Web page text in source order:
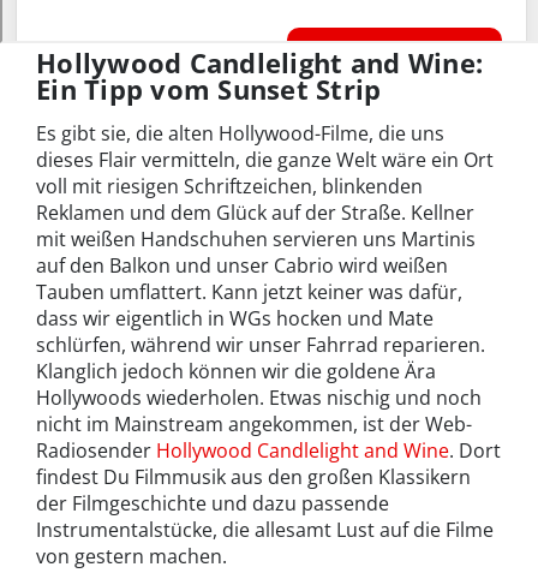
Hollywood Candlelight and Wine:
Ein Tipp vom Sunset Strip
Es gibt sie, die alten Hollywood-Filme, die uns
dieses Flair vermitteln, die ganze Welt wäre ein Ort
voll mit riesigen Schriftzeichen, blinkenden
Reklamen und dem Glück auf der Straße. Kellner
mit weißen Handschuhen servieren uns Martinis
auf den Balkon und unser Cabrio wird weißen
Tauben umflattert. Kann jetzt keiner was dafür,
dass wir eigentlich in WGs hocken und Mate
schlürfen, während wir unser Fahrrad reparieren.
Klanglich jedoch können wir die goldene Ära
Hollywoods wiederholen. Etwas nischig und noch
nicht im Mainstream angekommen, ist der Web-
Radiosender Hollywood Candlelight and Wine. Dort
findest Du Filmmusik aus den großen Klassikern
der Filmgeschichte und dazu passende
Instrumentalstücke, die allesamt Lust auf die Filme
von gestern machen.